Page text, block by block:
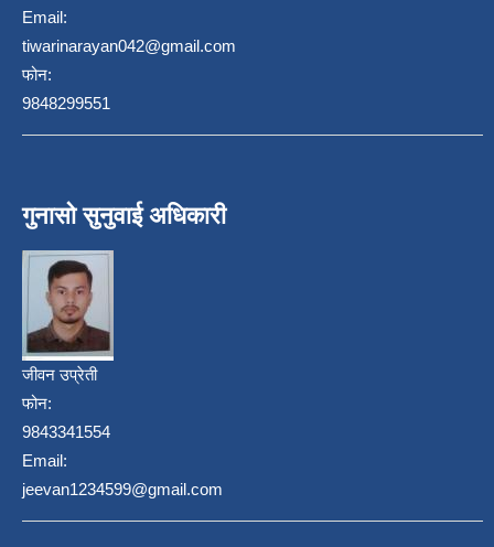
Email:
tiwarinarayan042@gmail.com
फोन:
9848299551
गुनासो सुनुवाई अधिकारी
जीवन उप्रेती
फोन:
9843341554
Email:
jeevan1234599@gmail.com